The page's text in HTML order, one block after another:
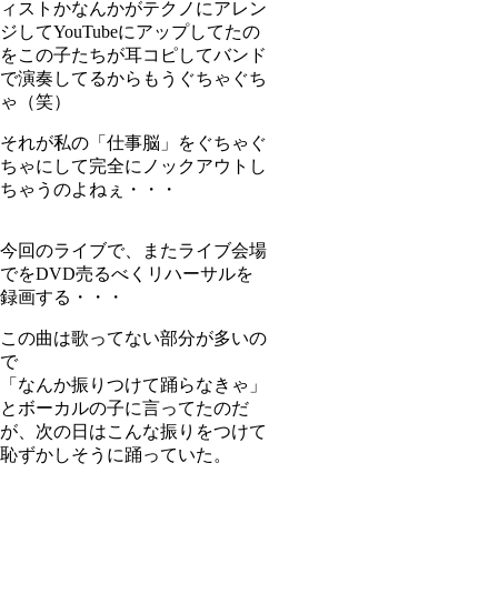
ィストかなんかがテクノにアレン
ジしてYouTubeにアップしてたの
をこの子たちが耳コピしてバンド
で演奏してるからもうぐちゃぐち
ゃ（笑）
それが私の「仕事脳」をぐちゃぐ
ちゃにして完全にノックアウトし
ちゃうのよねぇ・・・
今回のライブで、またライブ会場
でをDVD売るべくリハーサルを
録画する・・・
この曲は歌ってない部分が多いの
で
「なんか振りつけて踊らなきゃ」
とボーカルの子に言ってたのだ
が、次の日はこんな振りをつけて
恥ずかしそうに踊っていた。